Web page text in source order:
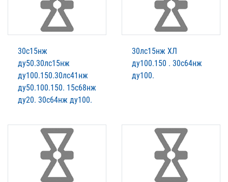
30с15нж
ду50.30лс15нж
ду100.150.30лс41нж
ду50.100.150. 15с68нж
ду20. 30с64нж ду100.
30лс15нж ХЛ
ду100.150 . 30с64нж
ду100.